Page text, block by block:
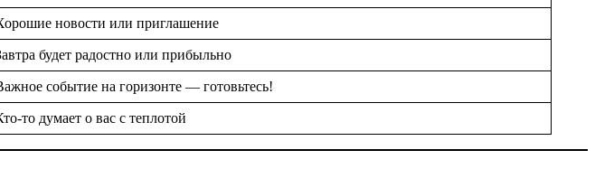
новости или приглашение
будет радостно или прибыльно
событие на горизонте — готовьтесь!
думает о вас с теплотой